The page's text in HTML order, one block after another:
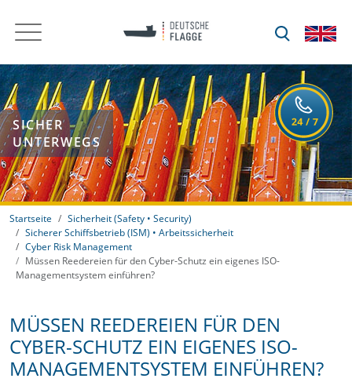
SICHER
UNTERWEGS
Startseite
Sicherheit (Safety • Security)
Sicherer Schiffsbetrieb (ISM) • Arbeitssicherheit
Cyber Risk Management
Müssen Reedereien für den Cyber-Schutz ein eigenes ISO-
Managementsystem einführen?
MÜSSEN REEDEREIEN FÜR DEN
CYBER-SCHUTZ EIN EIGENES ISO-
MANAGEMENTSYSTEM EINFÜHREN?